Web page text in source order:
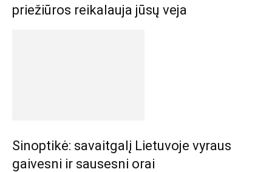
priežiūros reikalauja jūsų veja
Sinoptikė: savaitgalį Lietuvoje vyraus
gaivesni ir sausesni orai